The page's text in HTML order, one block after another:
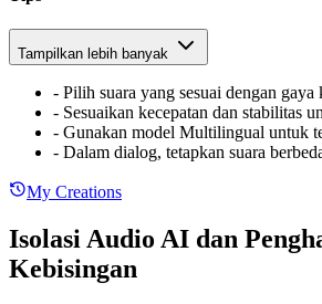
Tampilkan lebih banyak
- Pilih suara yang sesuai dengan gaya
- Sesuaikan kecepatan dan stabilitas
- Gunakan model Multilingual untuk
- Dalam dialog, tetapkan suara
My Creations
Isolasi Audio AI dan
Kebisingan